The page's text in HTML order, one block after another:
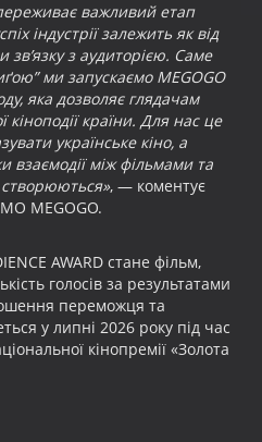
важливий етап
індустрії залежить як від
зв’язку з аудиторією. Саме
ми запускаємо MEGOGO
яка дозволяє глядачам
країни. Для нас це
українське кіно, а
взаємодії між фільмами та
, — коментує
MEGOGO.
AWARD стане фільм,
голосів за результатами
переможця та
у липні 2026 року під час
кінопремії «Золота